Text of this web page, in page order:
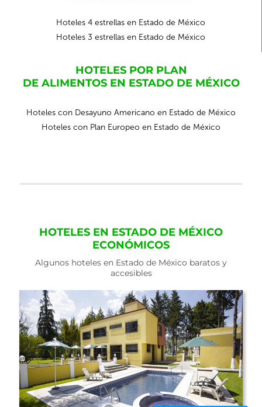
Hoteles 4 estrellas en Estado de México
Hoteles 3 estrellas en Estado de México
HOTELES POR PLAN
DE ALIMENTOS EN ESTADO DE MÉXICO
Hoteles con Desayuno Americano en Estado de México
Hoteles con Plan Europeo en Estado de México
HOTELES EN ESTADO DE MÉXICO
ECONÓMICOS
Algunos hoteles en Estado de México baratos y
accesibles